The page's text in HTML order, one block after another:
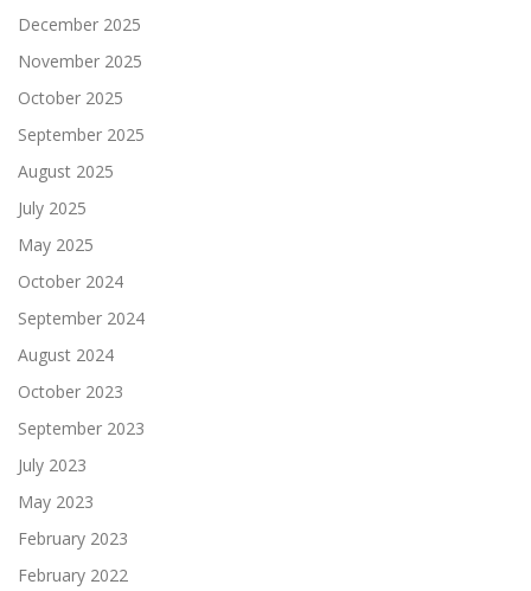
December 2025
November 2025
October 2025
September 2025
August 2025
July 2025
May 2025
October 2024
September 2024
August 2024
October 2023
September 2023
July 2023
May 2023
February 2023
February 2022